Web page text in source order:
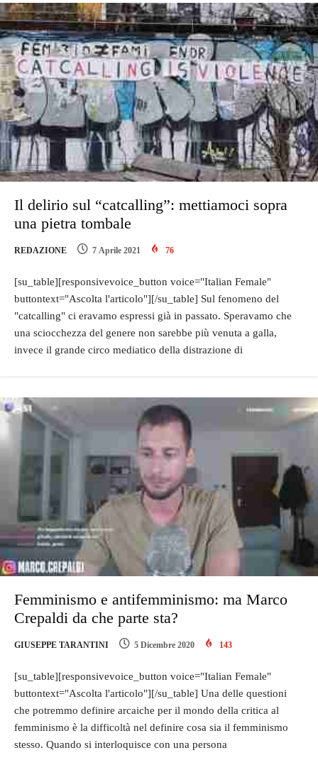
Il delirio sul “catcalling”: mettiamoci sopra
una pietra tombale
REDAZIONE 7 Aprile 2021 76
[su_table][responsivevoice_button voice="Italian Female"
buttontext="Ascolta l'articolo"][/su_table] Sul fenomeno del
"catcalling" ci eravamo espressi già in passato. Speravamo che
una sciocchezza del genere non sarebbe più venuta a galla,
invece il grande circo mediatico della distrazione di
Femminismo e antifemminismo: ma Marco
Crepaldi da che parte sta?
GIUSEPPE TARANTINI 5 Dicembre 2020 143
[su_table][responsivevoice_button voice="Italian Female"
buttontext="Ascolta l'articolo"][/su_table] Una delle questioni
che potremmo definire arcaiche per il mondo della critica al
femminismo è la difficoltà nel definire cosa sia il femminismo
stesso. Quando si interloquisce con una persona